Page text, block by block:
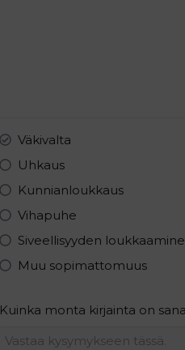
Väkivalta
Uhkaus
Kunnianloukkaus
Vihapuhe
Siveellisyyden
Muu sopimattomuus
Kuinka monta kirjainta on